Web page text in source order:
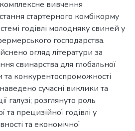
вивчення
стартерного комбікорму
годівлі молодняку свиней у
господарства.
огляд літератури за
свинарства для глобальної
та конкурентоспроможності
сучасні виклики та
галузі; розглянуто роль
та прецизійної годівлі у
та економічної